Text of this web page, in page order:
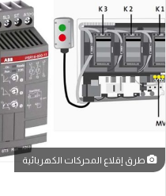
طرق إقلاع المحركات الكهربائية